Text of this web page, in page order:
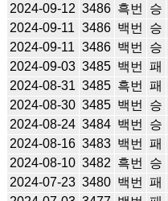
2024-09-12 3486 흑번 승
2024-09-11 3486 백번 승
2024-09-11 3486 백번 승
2024-09-03 3485 백번 패
2024-08-31 3485 흑번 패
2024-08-30 3485 백번 승
2024-08-24 3484 백번 승
2024-08-16 3483 백번 패
2024-08-10 3482 흑번 승
2024-07-23 3480 백번 패